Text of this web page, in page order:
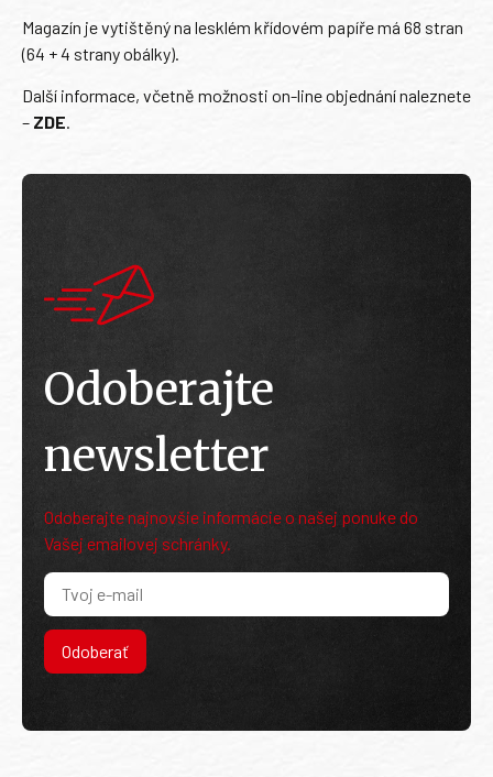
Magazín je vytištěný na lesklém křídovém papíře má 68 stran
(64 + 4 strany obálky).
Další informace, včetně možnosti on-line objednání naleznete
– ZDE.
Odoberajte
newsletter
Odoberajte najnovšie informácie o našej ponuke do
Vašej emailovej schránky.
Odoberať